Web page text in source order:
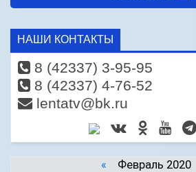
НАШИ КОНТАКТЫ
8 (42337) 3-95-95
8 (42337) 4-76-52
lentatv@bk.ru
« Февраль 2020